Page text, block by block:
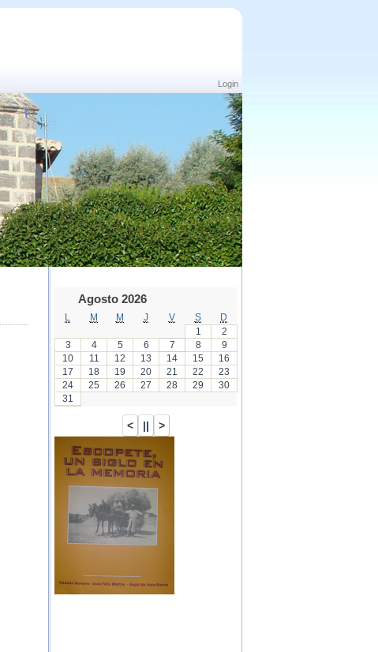
Login
Agosto 2026
M M J V S
D
1
2
3
4 5 6 7 8
9
10
11 12 13 14 15
16
17
18 19 20 21 22
23
24
25 26 27 28 29
30
31